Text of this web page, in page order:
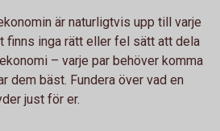
är naturligtvis upp till varje
finns inga rätt eller fel sätt att dela
– varje par behöver komma
dem bäst. Fundera över vad en
just för er.